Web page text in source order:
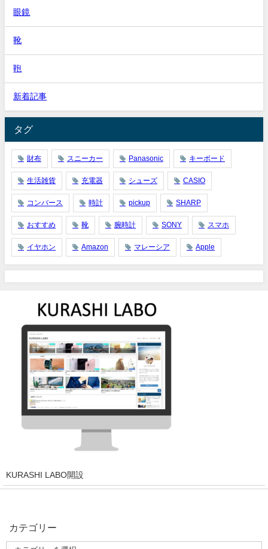
眼鏡
靴
鞄
新着記事
タグ
財布 スニーカー Panasonic キーボード
生活雑貨 充電器 シューズ CASIO
コンバース 時計 pickup SHARP
おすすめ 靴 腕時計 SONY スマホ
イヤホン Amazon マレーシア Apple
KURASHI LABO開設
カテゴリー